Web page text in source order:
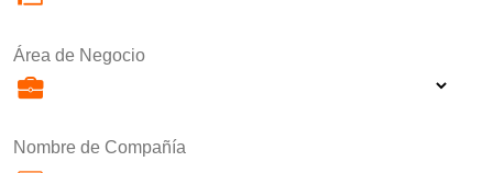
Área de Negocio
Nombre de Compañía